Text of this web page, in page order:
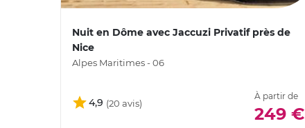
Nuit en Dôme avec Jaccuzi Privatif près de
Nice
Alpes Maritimes - 06
4,9
À partir de
249 €